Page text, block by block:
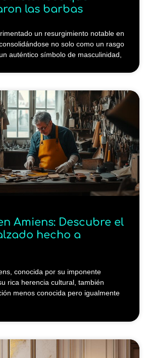
las barbas
un resurgimiento notable en
no solo como un rasgo
auténtico símbolo de masculinidad,
Amiens: Descubre el
hecho a
conocida por su imponente
rica herencia cultural, también
menos conocida pero igualmente